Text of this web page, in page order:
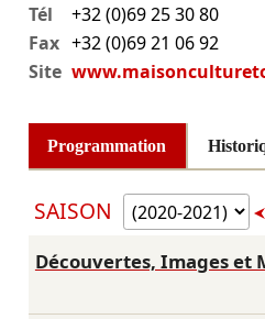
Tél
+32 (0)69 25 30 80
Fax +32 (0)69 21 06 92
Site
Programmation
SAISON
Découvertes, Images et